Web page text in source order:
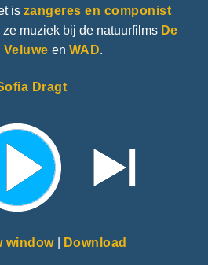
is zangeres en componist
muziek bij de natuurfilms De
en WAD.
Dragt
window| Download